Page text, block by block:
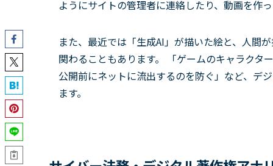
ようにサイトの管理者に連絡したり、動画を作
また、最近では「生成AI」が描いた絵と、人間
関わることもあります。 「ゲームのキャラクタ
公開前にネットに流出するのを防ぐ」など、デ
ます。